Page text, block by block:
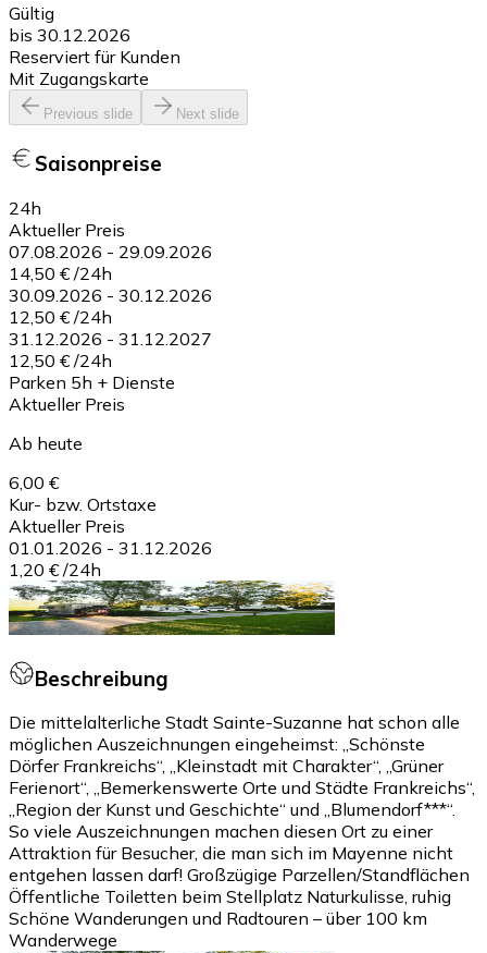
Gültig
bis 30.12.2026
Reserviert für Kunden
Mit Zugangskarte
Previous slide Next slide
Saisonpreise
24h
Aktueller Preis
07.08.2026 - 29.09.2026
14,50 € /24h
30.09.2026 - 30.12.2026
12,50 € /24h
31.12.2026 - 31.12.2027
12,50 € /24h
Parken 5h + Dienste
Aktueller Preis
Ab heute
6,00 €
Kur- bzw. Ortstaxe
Aktueller Preis
01.01.2026 - 31.12.2026
1,20 € /24h
Beschreibung
Die mittelalterliche Stadt Sainte-Suzanne hat schon alle
möglichen Auszeichnungen eingeheimst: „Schönste
Dörfer Frankreichs“, „Kleinstadt mit Charakter“, „Grüner
Ferienort“, „Bemerkenswerte Orte und Städte Frankreichs“,
„Region der Kunst und Geschichte“ und „Blumendorf***“.
So viele Auszeichnungen machen diesen Ort zu einer
Attraktion für Besucher, die man sich im Mayenne nicht
entgehen lassen darf! Großzügige Parzellen/Standflächen
Öffentliche Toiletten beim Stellplatz Naturkulisse, ruhig
Schöne Wanderungen und Radtouren – über 100 km
Wanderwege